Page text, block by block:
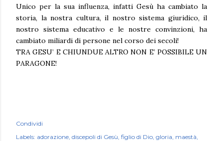
Unico per la sua influenza, infatti Gesù ha cambiato la
storia, la nostra cultura, il nostro sistema giuridico, il
nostro sistema educativo e le nostre convinzioni, ha
cambiato miliardi di persone nel corso dei secoli!
TRA GESU’ E CHIUNDUE ALTRO NON E’ POSSIBILE UN
PARAGONE!
Condividi
Labels: adorazione discepoli di Gesù figlio di Dio gloria maestà